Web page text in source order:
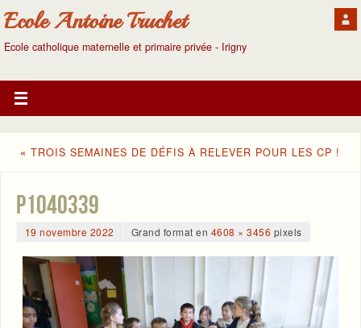
Ecole Antoine Truchet
Ecole catholique maternelle et primaire privée - Irigny
« TROIS SEMAINES DE DÉFIS À RELEVER POUR LES CP !
P1040339
19 novembre 2022 Grand format en 4608 × 3456 pixels